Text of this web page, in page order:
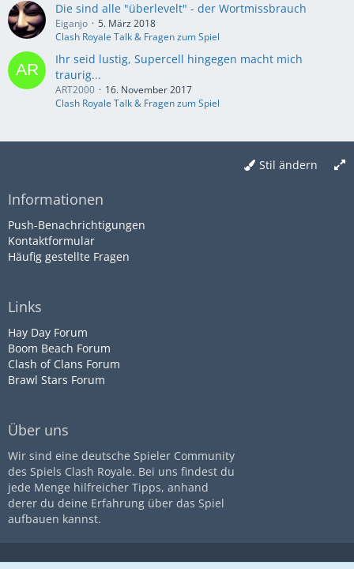
Die sind alle "überlevelt" - der Wortmissbrauch
Eiganjo
5. März 2018
Clash Royale Talk & Fragen zum Spiel
Ihr seid lustig, Supercell hingegen macht mich
traurig...
ART2000
16. November 2017
Clash Royale Talk & Fragen zum Spiel
Stil ändern
Informationen
Push-Benachrichtigungen
Kontaktformular
Häufig gestellte Fragen
Links
Hay Day Forum
Boom Beach Forum
Clash of Clans Forum
Brawl Stars Forum
Über uns
Wir sind eine deutsche Spieler Community
des Spiels Clash Royale. Bei uns findest du
jede Menge hilfreicher Tipps, anhand
derer du deine Erfahrung über das Spiel
aufbauen kannst.
Diese Seite ist nicht mit dem Impressum Datenschutz